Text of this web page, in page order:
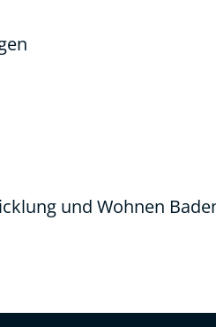
und Wohnen